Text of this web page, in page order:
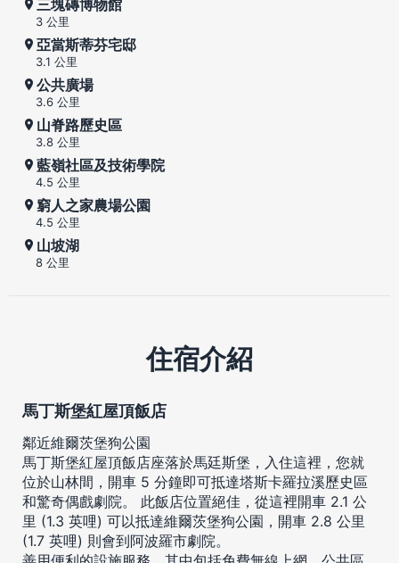
三塊磚博物館
3 公里
亞當斯蒂芬宅邸
3.1 公里
公共廣場
3.6 公里
山脊路歷史區
3.8 公里
藍嶺社區及技術學院
4.5 公里
窮人之家農場公園
4.5 公里
山坡湖
8 公里
住宿介紹
馬丁斯堡紅屋頂飯店
鄰近維爾茨堡狗公園
馬丁斯堡紅屋頂飯店座落於馬廷斯堡，入住這裡，您就
位於山林間，開車 5 分鐘即可抵達塔斯卡羅拉溪歷史區
和驚奇偶戲劇院。 此飯店位置絕佳，從這裡開車 2.1 公
里 (1.3 英哩) 可以抵達維爾茨堡狗公園，開車 2.8 公里
(1.7 英哩) 則會到阿波羅市劇院。